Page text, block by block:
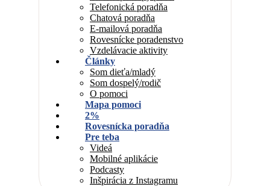
Telefonická poradňa
Chatová poradňa
E-mailová poradňa
Rovesnícke poradenstvo
Vzdelávacie aktivity
Články
Som dieťa/mladý
Som dospelý/rodič
O pomoci
Mapa pomoci
2%
Rovesnícka poradňa
Pre teba
Videá
Mobilné aplikácie
Podcasty
Inšpirácia z Instagramu